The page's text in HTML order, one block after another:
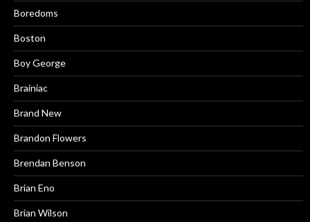
Boredoms
Boston
Boy George
Brainiac
Brand New
Brandon Flowers
Brendan Benson
Brian Eno
Brian Wilson